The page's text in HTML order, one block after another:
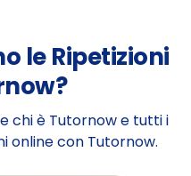
le Ripetizioni
chi è Tutornow e tutti i
online con Tutornow.